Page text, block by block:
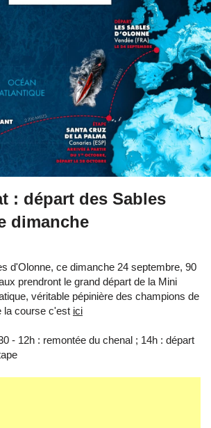
: départ des Sables
dimanche
d'Olonne, ce dimanche 24 septembre, 90
prendront le grand départ de la Mini
véritable pépinière des champions de
la course c'est ici
- 12h : remontée du chenal ; 14h : départ